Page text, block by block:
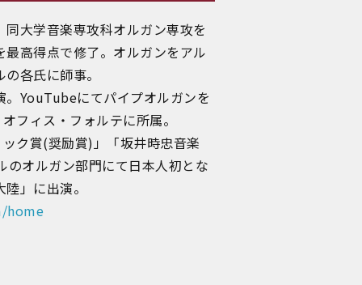
大学音楽専攻科オルガン専攻を
高得点で修了。オルガンをアル
各氏に師事。
YouTubeにてパイプオルガンを
フィス・フォルテに所属。
ク賞(奨励賞)」「坂井時忠音楽
のオルガン部門にて日本人初とな
」に出演。
home